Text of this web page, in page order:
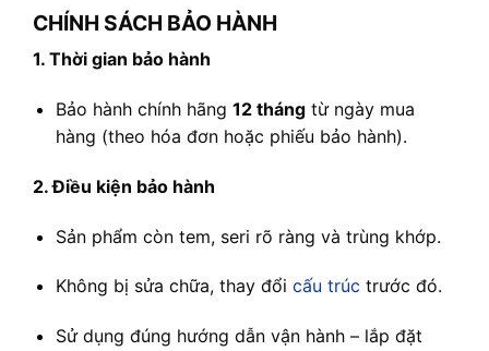
CHÍNH SÁCH BẢO HÀNH
1. Thời gian bảo hành
Bảo hành chính hãng 12 thángtừ ngày mua
hàng (theo hóa đơn hoặc phiếu bảo hành).
2. Điều kiện bảo hành
Sản phẩm còn tem, seri rõ ràng và trùng khớp.
Không bị sửa chữa, thay đổi cấu trúc trước đó.
Sử dụng đúng hướng dẫn vận hành – lắp đặt